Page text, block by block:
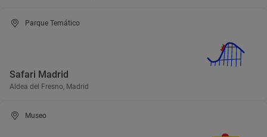
Parque Temático
Safari Madrid
Aldea del Fresno, Madrid
Museo